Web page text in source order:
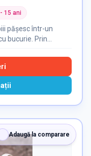
15 ani
pășesc într-un
bucurie. Prin
cât de
într-un mediu cald,
Adaugă la comparare